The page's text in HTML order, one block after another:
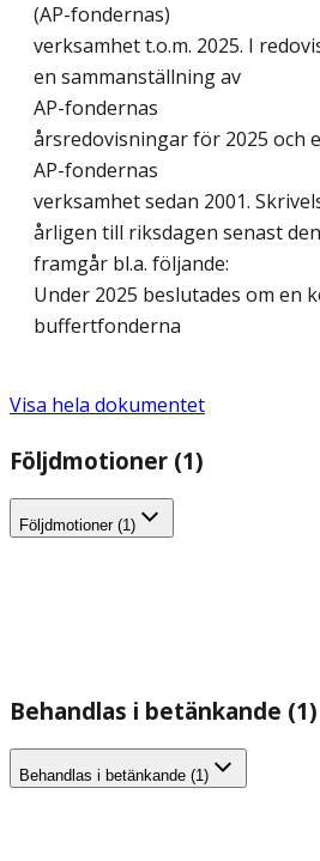
(AP-fondernas)
verksamhet t.o.m. 2025. I
en sammanställning av
AP-fondernas
årsredovisningar för 2025 och
AP-fondernas
verksamhet sedan 2001.
årligen till riksdagen senast
framgår bl.a. följande:
Under 2025 beslutades om en
buffertfonderna
Visa hela dokumentet
Följdmotioner (1)
Följdmotioner (1)
Behandlas i betänkande (1)
Behandlas i betänkande (1)